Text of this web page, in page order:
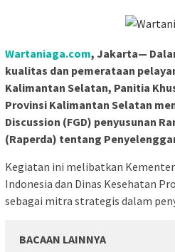
Wartaniaga.com, Jakarta—
kualitas dan pemerataan
Kalimantan Selatan, Panitia
Provinsi Kalimantan Selatan
Discussion (FGD) penyusunan
(Raperda) tentang
Kegiatan ini melibatkan
Indonesia dan Dinas Kesehatan
sebagai mitra strategis dalam
BACAAN LAINNYA